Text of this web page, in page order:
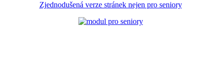
Zjednodušená verze stránek nejen pro seniory